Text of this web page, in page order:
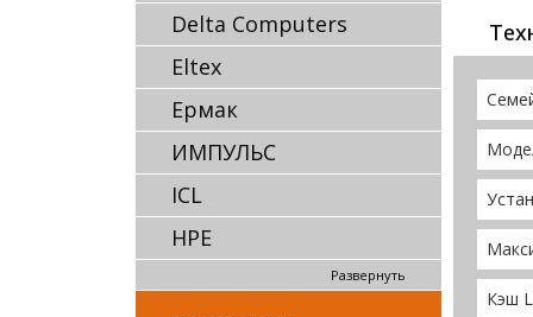
Delta Computers
Eltex
Ермак
ИМПУЛЬС
ICL
HPE
Развернуть
Кэш